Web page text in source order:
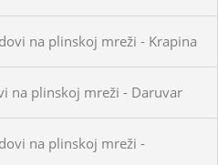
na plinskoj mreži - Krapina
na plinskoj mreži - Daruvar
na plinskoj mreži -